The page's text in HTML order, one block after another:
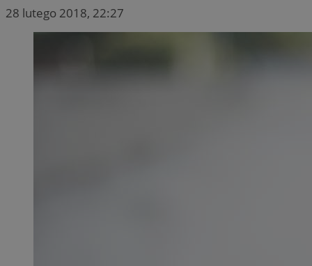
28 lutego 2018, 22:27